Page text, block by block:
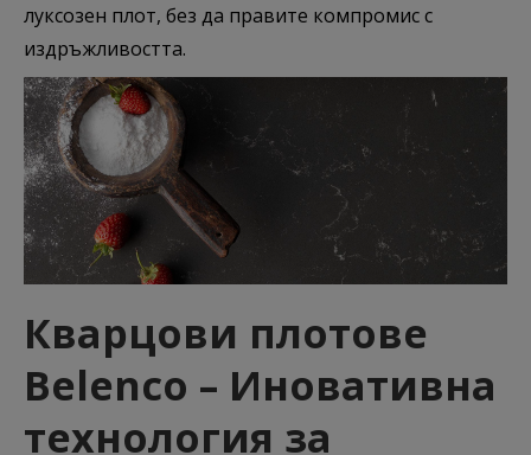
луксозен плот, без да правите компромис с
издръжливостта.
Кварцови плотове
Belenco – Иновативна
технология за